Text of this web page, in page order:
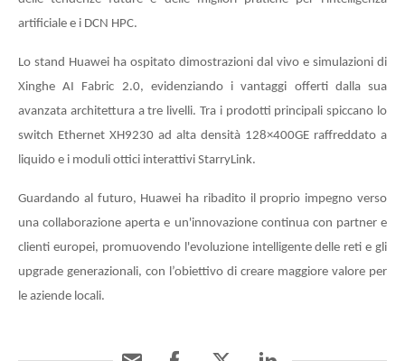
artificiale e i DCN HPC.
Lo stand Huawei ha ospitato dimostrazioni dal vivo e simulazioni di
Xinghe AI Fabric 2.0, evidenziando i vantaggi offerti dalla sua
avanzata architettura a tre livelli. Tra i prodotti principali spiccano lo
switch Ethernet XH9230 ad alta densità 128×400GE raffreddato a
liquido e i moduli ottici interattivi StarryLink.
Guardando al futuro, Huawei ha ribadito il proprio impegno verso
una collaborazione aperta e un'innovazione continua con partner e
clienti europei, promuovendo l'evoluzione intelligente delle reti e gli
upgrade generazionali, con l’obiettivo di creare maggiore valore per
le aziende locali.